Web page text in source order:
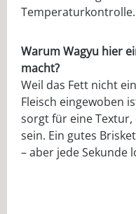
Temperaturkontrolle.
Warum Wagyu hier
macht?
Weil das Fett nicht
Fleisch eingewoben
sorgt für eine
sein. Ein gutes
– aber jede Sekunde